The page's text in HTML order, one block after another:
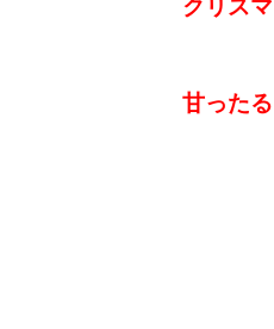
クリス
甘った